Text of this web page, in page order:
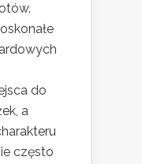
do
a
często